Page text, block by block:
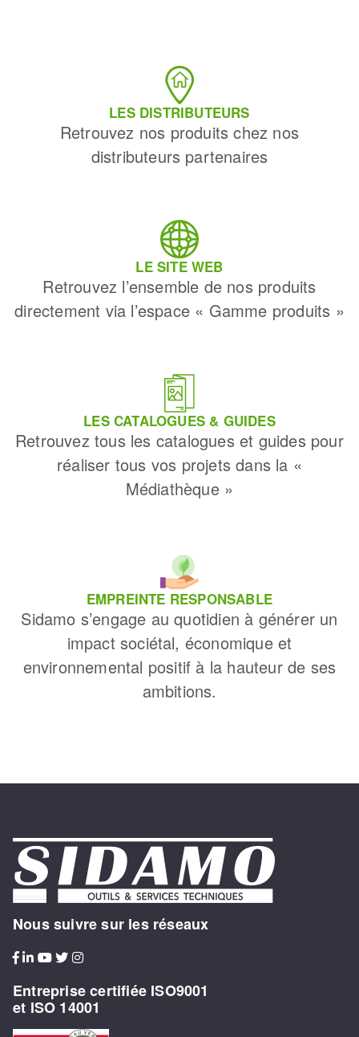
LES DISTRIBUTEURS
Retrouvez nos produits chez nos
distributeurs partenaires
LE SITE WEB
Retrouvez l’ensemble de nos produits
directement via l’espace « Gamme produits »
LES CATALOGUES & GUIDES
Retrouvez tous les catalogues et guides pour
réaliser tous vos projets dans la «
Médiathèque »
EMPREINTE RESPONSABLE
Sidamo s’engage au quotidien à générer un
impact sociétal, économique et
environnemental positif à la hauteur de ses
ambitions.
Nous suivre sur les réseaux
Entreprise certifiée ISO9001
et ISO 14001